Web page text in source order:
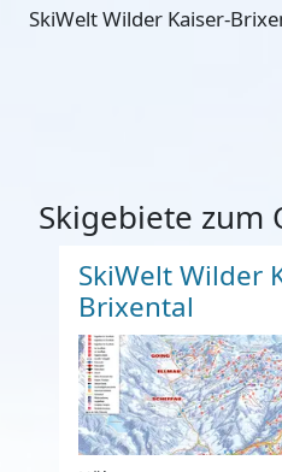
SkiWelt Wilder Kaiser-
Skigebiete zum
SkiWelt Wilder
Brixental